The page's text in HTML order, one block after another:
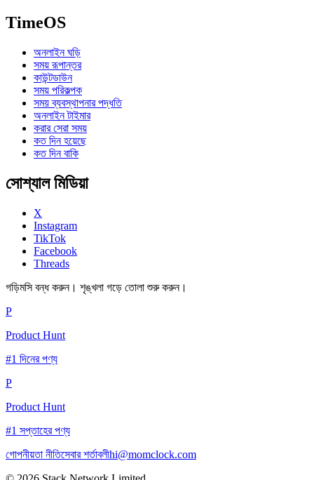
TimeOS
অনলাইন ঘড়ি
সময় রূপান্তর
কাউন্টডাউন
সময় পরিকল্পক
সময় ব্যবস্থাপনার পদ্ধতি
অনলাইন টাইমার
করার সেরা সময়
কত দিন হয়েছে
কত দিন বাকি
সোশ্যাল মিডিয়া
X
Instagram
TikTok
Facebook
Threads
গড়িমসি বন্ধ করুন। শৃঙ্খলা গড়ে তোলা শুরু করুন।
P
Product Hunt
#1 দিনের পণ্য
P
Product Hunt
#1 সপ্তাহের পণ্য
গোপনীয়তা নীতিসেবার শর্তাবলীhi@momclock.com